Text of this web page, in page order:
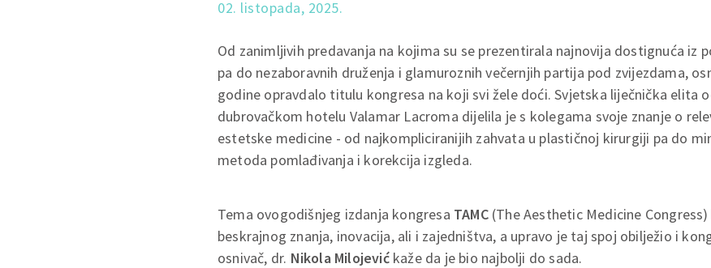
02. listopada, 2025.
Od zanimljivih predavanja na kojima su se prezentirala najnovija dostignuća iz
pa do nezaboravnih druženja i glamuroznih večernjih partija pod zvijezdama,
godine opravdalo titulu kongresa na koji svi žele doći. Svjetska liječnička elita
dubrovačkom hotelu Valamar Lacroma dijelila je s kolegama svoje znanje o
estetske medicine - od najkompliciranijih zahvata u plastičnoj kirurgiji pa do
metoda pomlađivanja i korekcija izgleda.
Tema ovogodišnjeg izdanja kongresa TAMC (The Aesthetic Medicine
beskrajnog znanja, inovacija, ali i zajedništva, a upravo je taj spoj obilježio i
osnivač, dr. Nikola Milojević kaže da je bio najbolji do sada.